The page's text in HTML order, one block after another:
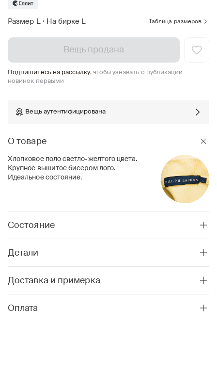
Размер L • На бирке L Таблица размеров
Вещь продана
Подпишитесь на рассылку, чтобы узнавать о публикации
новинок первыми
Вещь аутентифицирована
О товаре
Хлопковое поло светло-желтого цвета.
Крупное вышитое бисером лого.
Идеальное состояние.
Состояние
Детали
Доставка и примерка
Оплата